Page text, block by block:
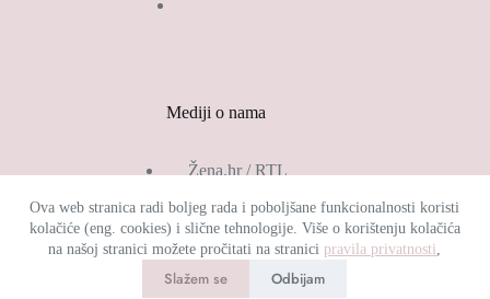
Ova web stranica radi boljeg rada i poboljšane funkcionalnosti koristi
kolačiće (eng. cookies) i slične tehnologije. Više o korištenju kolačića
na našoj stranici možete pročitati na stranici pravila privatnosti,
Slažem se Odbijam
Mediji o nama
Žena.hr / RTL
Jolie.hr
She.hr
Zadovoljna.hr
Dobro jutro Hrvatska
Autorska prava FRAJERICA H.J. © 2026 - Sva prava